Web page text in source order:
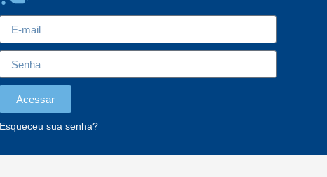
Acessar
Esqueceu sua senha?